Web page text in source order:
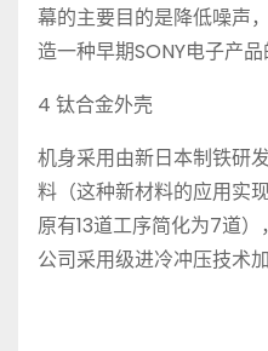
幕的主要目的是降低噪声
造一种早期SONY电子产品
4 钛合金外壳
机身采用由新日本制铁研
料（这种新材料的应用实
原有13道工序简化为7道
公司采用级进冷冲压技术